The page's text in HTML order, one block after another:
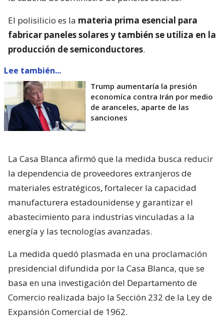
El polisilicio es la materia prima esencial para
fabricar paneles solares y también se utiliza en la
producción de semiconductores.
Lee también...
Trump aumentaría la presión
economíca contra Irán por medio
de aranceles, aparte de las
sanciones
La Casa Blanca afirmó que la medida busca reducir
la dependencia de proveedores extranjeros de
materiales estratégicos, fortalecer la capacidad
manufacturera estadounidense y garantizar el
abastecimiento para industrias vinculadas a la
energía y las tecnologías avanzadas.
La medida quedó plasmada en una proclamación
presidencial difundida por la Casa Blanca, que se
basa en una investigación del Departamento de
Comercio realizada bajo la Sección 232 de la Ley de
Expansión Comercial de 1962.